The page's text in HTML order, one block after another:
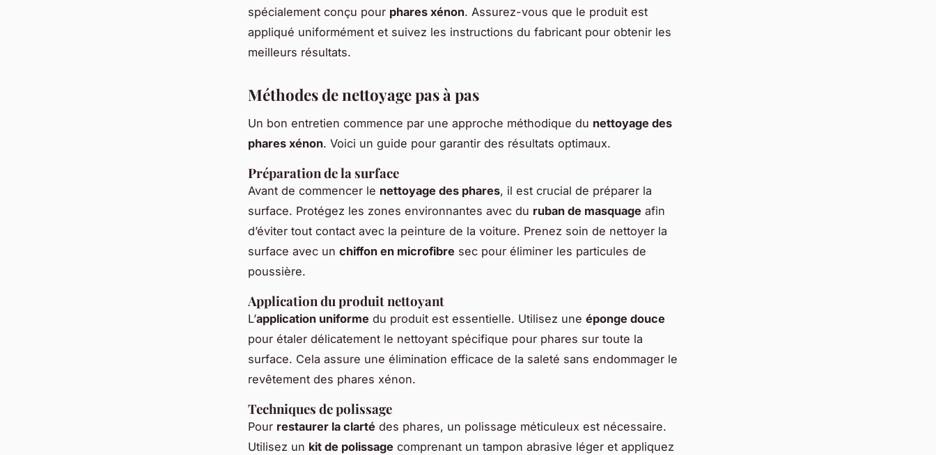
spécialement conçu pour phares xénon. Assurez-vous que le produit est
appliqué uniformément et suivez les instructions du fabricant pour obtenir les
meilleurs résultats.
Méthodes de nettoyage pas à pas
Un bon entretien commence par une approche méthodique du nettoyage des
phares xénon. Voici un guide pour garantir des résultats optimaux.
Préparation de la surface
Avant de commencer le nettoyage des phares, il est crucial de préparer la
surface. Protégez les zones environnantes avec du ruban de masquage afin
d’éviter tout contact avec la peinture de la voiture. Prenez soin de nettoyer la
surface avec un chiffon en microfibre sec pour éliminer les particules de
poussière.
Application du produit nettoyant
L’application uniforme du produit est essentielle. Utilisez une éponge douce
pour étaler délicatement le nettoyant spécifique pour phares sur toute la
surface. Cela assure une élimination efficace de la saleté sans endommager le
revêtement des phares xénon.
Techniques de polissage
Pour restaurer la clarté des phares, un polissage méticuleux est nécessaire.
Utilisez un kit de polissage comprenant un tampon abrasive léger et appliquez